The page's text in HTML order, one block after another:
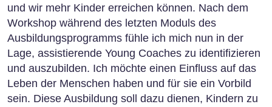
und wir mehr Kinder erreichen können. Nach dem
Workshop während des letzten Moduls des
Ausbildungsprogramms fühle ich mich nun in der
Lage, assistierende Young Coaches zu identifizieren
und auszubilden. Ich möchte einen Einfluss auf das
Leben der Menschen haben und für sie ein Vorbild
sein. Diese Ausbildung soll dazu dienen, Kindern zu